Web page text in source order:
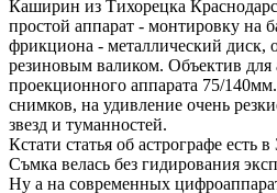
Каширин из Тихорецка
простой аппарат - монтировку на
фрикциона - металлический диск,
резиновым валиком. Объектив для
проекционного аппарата 75/
снимков, на удивление очень
звезд и туманностей.
Кстати статья об астрографе есть
Съмка велась без гидирования
Ну а на современных